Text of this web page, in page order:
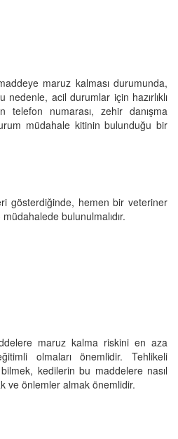
maruz kalması durumunda,
acil durumlar için hazırlıklı
telefon numarası, zehir danışma
müdahale kitinin bulunduğu bir
gösterdiğinde, hemen bir veteriner
bulunulmalıdır.
maruz kalma riskini en aza
olmaları önemlidir. Tehlikeli
kedilerin bu maddelere nasıl
ve önlemler almak önemlidir.